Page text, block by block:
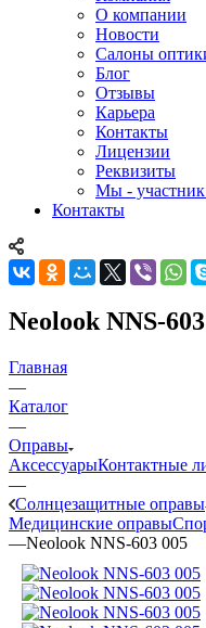
О компании
Новости
Салоны
Блог
Отзывы
Карьера
Контакты
Лицензии
Реквизиты
Мы -
Контакты
Neolook NNS-
Главная
—
Каталог
—
Оправы
АксессуарыКонтактные
—
Солнцезащитные оправы
Медицинские оправы
—Neolook NNS-603 005